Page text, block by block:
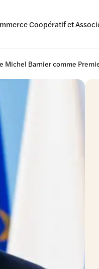
Coopératif et
Michel Barnier comme